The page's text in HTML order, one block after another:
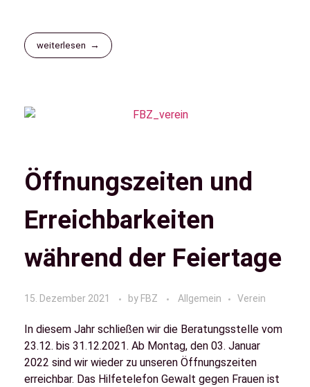
weiterlesen
Öffnungszeiten und
Erreichbarkeiten
während der Feiertage
15. Dezember 2021 by FBZ Allgemein Verein
In diesem Jahr schließen wir die Beratungsstelle vom
23.12. bis 31.12.2021. Ab Montag, den 03. Januar
2022 sind wir wieder zu unseren Öffnungszeiten
erreichbar. Das Hilfetelefon Gewalt gegen Frauen ist